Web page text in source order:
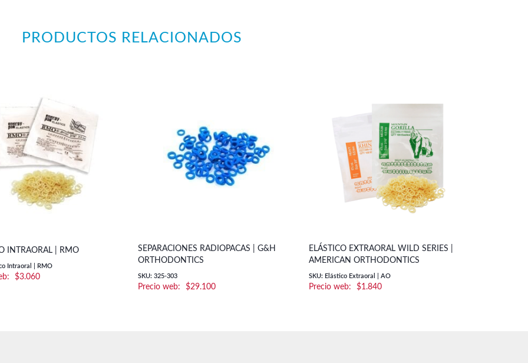
PRODUCTOS RELACIONADOS
INTRAORAL | RMO
Intraoral | RMO
$3.060
SEPARACIONES RADIOPACAS | G&H
ORTHODONTICS
SKU: 325-303
$29.100
ELÁSTICO EXTRAORAL WILD SERIES |
AMERICAN ORTHODONTICS
SKU: Elástico Extraoral | AO
$1.840